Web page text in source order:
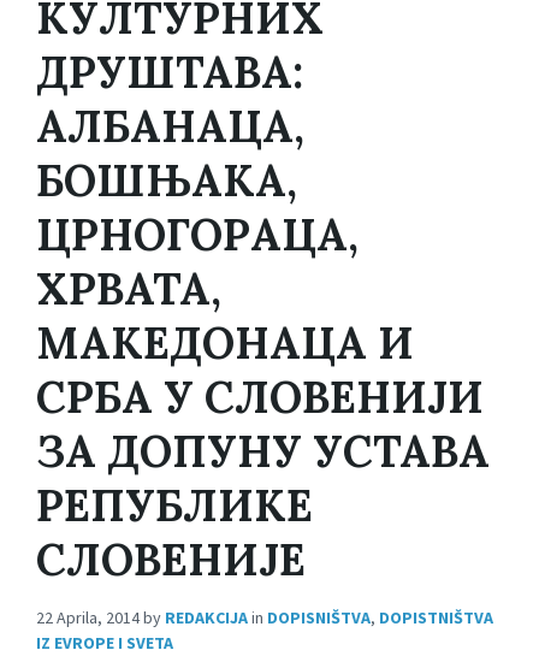
КУЛТУРНИХ
ДРУШТАВА:
АЛБАНАЦА,
БОШЊАКА,
ЦРНОГОРАЦА,
ХРВАТА,
МАКЕДОНАЦА И
СРБА У СЛОВЕНИЈИ
ЗА ДОПУНУ УСТАВА
РЕПУБЛИКЕ
СЛОВЕНИЈЕ
22 Aprila, 2014by REDAKCIJAin DOPISNIŠTVA, DOPISTNIŠTVA
IZ EVROPE I SVETA